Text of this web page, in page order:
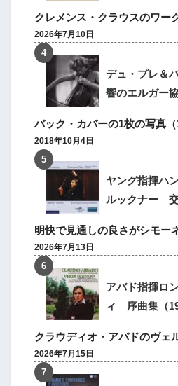
クレメンス・クラウスのワー
2026年7月10日
デュ・プレ＆
響のエルガー
バック・カバーの1枚の写真
2018年10月4日
ヤング指揮ハ
ルックナー
明快で見通しの良さがシモー
2026年7月13日
アバド指揮ロ
ィ 序曲集（
クラウディオ・アバドのヴェ
2026年7月15日